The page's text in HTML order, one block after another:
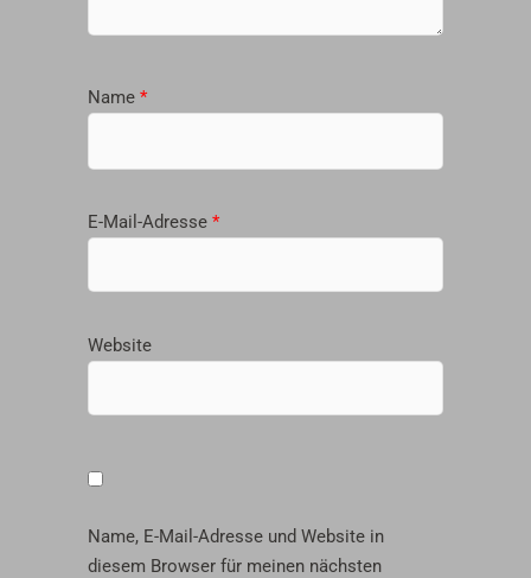
Name *
E-Mail-Adresse *
Website
Name, E-Mail-Adresse und Website in
diesem Browser für meinen nächsten